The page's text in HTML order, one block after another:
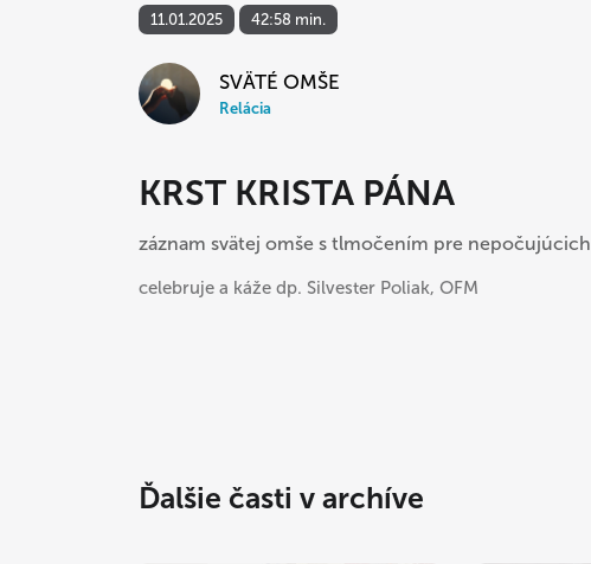
11.01.2025 42:58 min.
SVÄTÉ OMŠE
Relácia
KRST KRISTA PÁNA
záznam svätej omše s tlmočením pre nepočujúcich
celebruje a káže dp. Silvester Poliak, OFM
Ďalšie časti v archíve